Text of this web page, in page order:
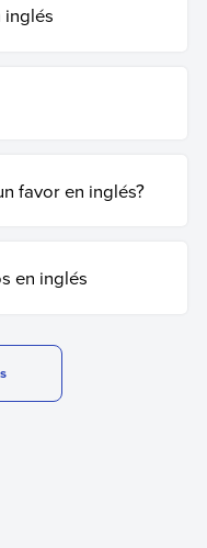
favor en inglés?
en inglés